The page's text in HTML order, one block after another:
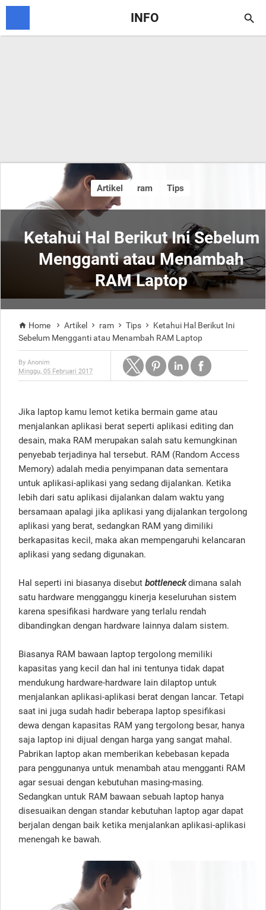
INFO 
Ketahui Hal Berikut Ini Sebelum
Mengganti atau Menambah
RAM Laptop
Artikel ram Tips
 Home  Artikel  ram  Tips 
Ketahui Hal Berikut Ini
Sebelum Mengganti atau Menambah RAM Laptop
By Anonim
Minggu, 05 Februari 2017
Jika laptop kamu lemot ketika bermain game atau
menjalankan aplikasi berat seperti aplikasi editing dan
desain, maka RAM merupakan salah satu kemungkinan
penyebab terjadinya hal tersebut. RAM (Random Access
Memory) adalah media penyimpanan data sementara
untuk aplikasi-aplikasi yang sedang dijalankan. Ketika
lebih dari satu aplikasi dijalankan dalam waktu yang
bersamaan apalagi jika aplikasi yang dijalankan tergolong
aplikasi yang berat, sedangkan RAM yang dimiliki
berkapasitas kecil, maka akan mempengaruhi kelancaran
aplikasi yang sedang digunakan.
Hal seperti ini biasanya disebut bottleneckdimana salah
satu hardware mengganggu kinerja keseluruhan sistem
karena spesifikasi hardware yang terlalu rendah
dibandingkan dengan hardware lainnya dalam sistem.
Biasanya RAM bawaan laptop tergolong memiliki
kapasitas yang kecil dan hal ini tentunya tidak dapat
mendukung hardware-hardware lain dilaptop untuk
menjalankan aplikasi-aplikasi berat dengan lancar. Tetapi
saat ini juga sudah hadir beberapa laptop spesifikasi
dewa dengan kapasitas RAM yang tergolong besar, hanya
saja laptop ini dijual dengan harga yang sangat mahal.
Pabrikan laptop akan memberikan kebebasan kepada
para penggunanya untuk menambah atau mengganti RAM
agar sesuai dengan kebutuhan masing-masing.
Sedangkan untuk RAM bawaan sebuah laptop hanya
disesuaikan dengan standar kebutuhan laptop agar dapat
berjalan dengan baik ketika menjalankan aplikasi-aplikasi
menengah ke bawah.